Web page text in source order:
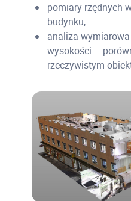
pomiary rzędnych
budynku,
analiza
wysokości –
rzeczywistym